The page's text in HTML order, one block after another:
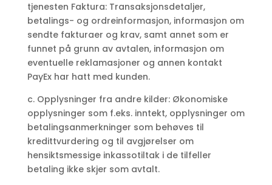
tjenesten Faktura: Transaksjonsdetaljer,
betalings- og ordreinformasjon, informasjon om
sendte fakturaer og krav, samt annet som er
funnet på grunn av avtalen, informasjon om
eventuelle reklamasjoner og annen kontakt
PayEx har hatt med kunden.
c. Opplysninger fra andre kilder: Økonomiske
opplysninger som f.eks. inntekt, opplysninger om
betalingsanmerkninger som behøves til
kredittvurdering og til avgjørelser om
hensiktsmessige inkassotiltak i de tilfeller
betaling ikke skjer som avtalt.